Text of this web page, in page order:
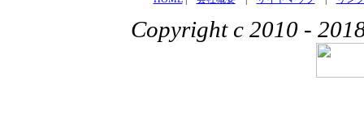
Copyright c 2010 -